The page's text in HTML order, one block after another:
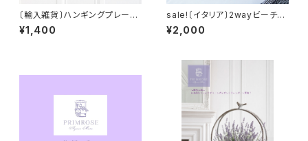
〔輸入雑貨〕ハンギングプレート
(ブラック)
¥1,400
sale!〔イタリア〕2wayビーチバ
ッグ
¥2,000